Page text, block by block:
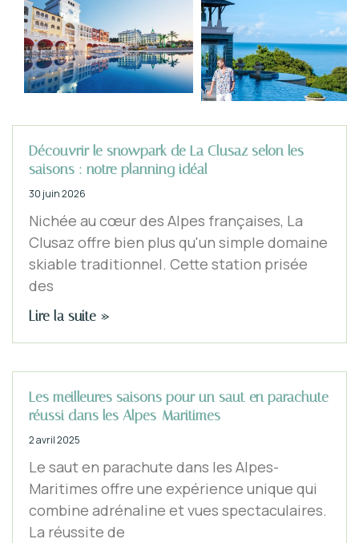
Découvrir le snowpark de La Clusaz selon les
saisons : notre planning idéal
30 juin 2026
Nichée au cœur des Alpes françaises, La
Clusaz offre bien plus qu'un simple domaine
skiable traditionnel. Cette station prisée
des
Lire la suite »
Les meilleures saisons pour un saut en parachute
réussi dans les Alpes-Maritimes
2 avril 2025
Le saut en parachute dans les Alpes-
Maritimes offre une expérience unique qui
combine adrénaline et vues spectaculaires.
La réussite de